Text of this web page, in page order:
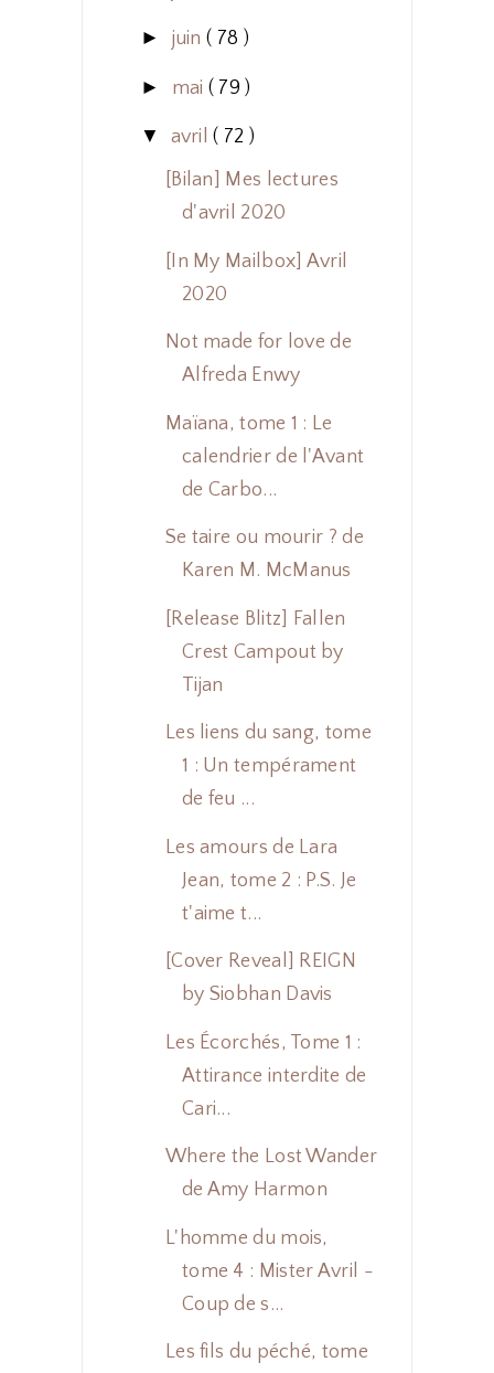
► juin ( 78 )
► mai ( 79 )
▼ avril( 72 )
[Bilan] Mes lectures
d'avril 2020
[In My Mailbox] Avril
2020
Not made for love de
Alfreda Enwy
Maïana, tome 1 : Le
calendrier de l'Avant
de Carbo...
Se taire ou mourir ? de
Karen M. McManus
[Release Blitz] Fallen
Crest Campout by
Tijan
Les liens du sang, tome
1 : Un tempérament
de feu ...
Les amours de Lara
Jean, tome 2 : P.S. Je
t'aime t...
[Cover Reveal] REIGN
by Siobhan Davis
Les Écorchés, Tome 1 :
Attirance interdite de
Cari...
Where the Lost Wander
de Amy Harmon
L'homme du mois,
tome 4 : Mister Avril -
Coup de s...
Les fils du péché, tome